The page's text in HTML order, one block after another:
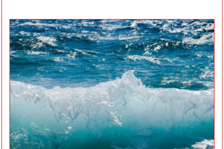
Een krachtige, eerlijke
performance
neerzetten.